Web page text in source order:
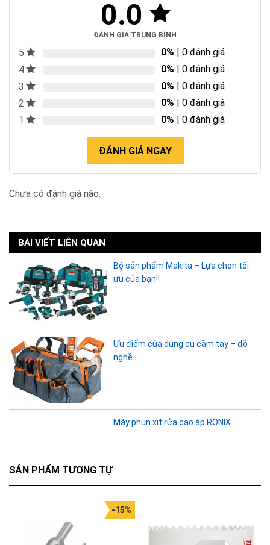
0.0
ĐÁNH GIÁ TRUNG BÌNH
5 0% | 0 đánh giá
4
0% | 0 đánh giá
3
0% | 0 đánh giá
2
0% | 0 đánh giá
1
0% | 0 đánh giá
ĐÁNH GIÁ NGAY
Chưa có đánh giá nào.
BÀI VIẾT LIÊN QUAN
Bộ sản phẩm Makita – Lựa chọn tối
ưu của bạn!!
Ưu điểm của dụng cụ cầm tay – đồ
nghề
Máy phun xịt rửa cao áp RONIX
SẢN PHẨM TƯƠNG TỰ
-15%